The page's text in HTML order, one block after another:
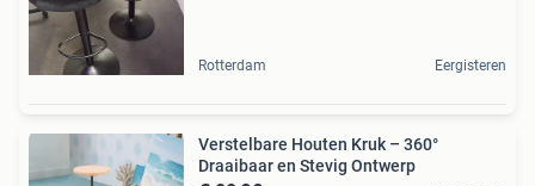
Rotterdam Eergisteren
Verstelbare Houten Kruk – 360°
Draaibaar en Stevig Ontwerp